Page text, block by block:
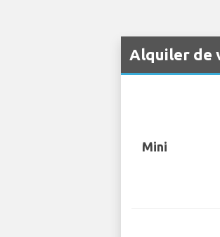
Alquiler de
Mini